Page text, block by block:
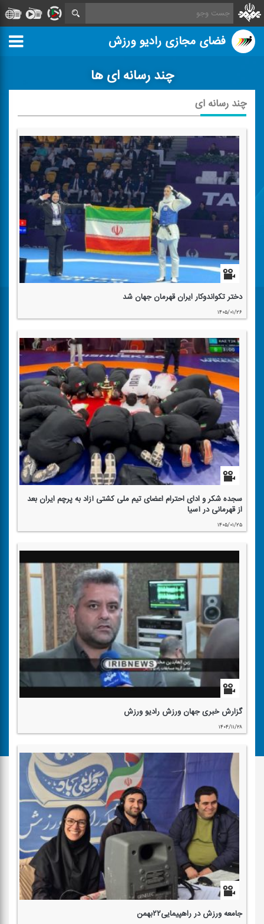
فضای مجازی رادیو ورزش
چند رسانه ای ها
چند رسانه ای
دختر تكواندو‌كار ایران قهرمان جهان شد
۱۴۰۵/۰۱/۲۶
سجده شكر و ادای احترام اعضای تیم ملی كشتی آزاد به پرچم ایران بعد
از قهرمانی در آسیا
۱۴۰۵/۰۱/۲۵
گزارش خبری جهان ورزش رادیو ورزش
۱۴۰۴/۱۱/۲۸
جامعه ورزش در راهپیمایی۲۲بهمن